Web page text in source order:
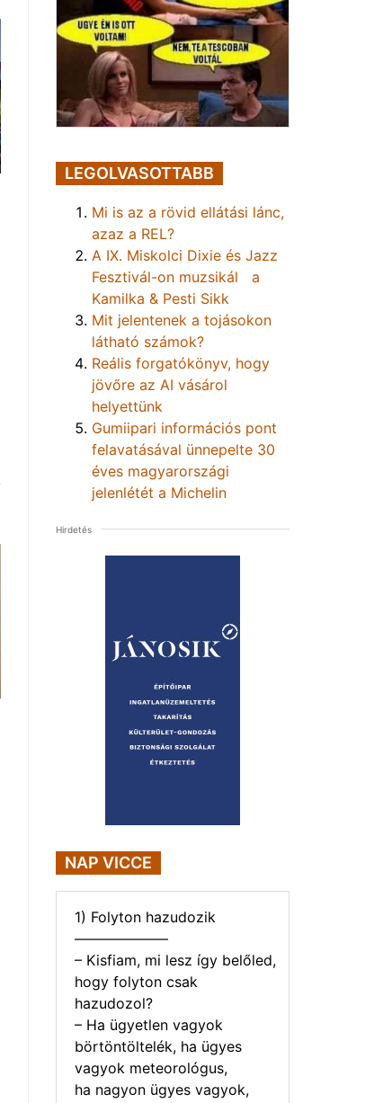
LEGOLVASOTTABB
Mi is az a rövid ellátási lánc,
azaz a REL?
A IX. Miskolci Dixie és Jazz
Fesztivál-on muzsikál a
Kamilka & Pesti Sikk
Mit jelentenek a tojásokon
látható számok?
Reális forgatókönyv, hogy
jövőre az AI vásárol
helyettünk
Gumiipari információs pont
felavatásával ünnepelte 30
éves magyarországi
jelenlétét a Michelin
Hirdetés
NAP VICCE
1) Folyton hazudozik
——————–
– Kisfiam, mi lesz így belőled,
hogy folyton csak
hazudozol?
– Ha ügyetlen vagyok
börtöntöltelék, ha ügyes
vagyok meteorológus,
ha nagyon ügyes vagyok,